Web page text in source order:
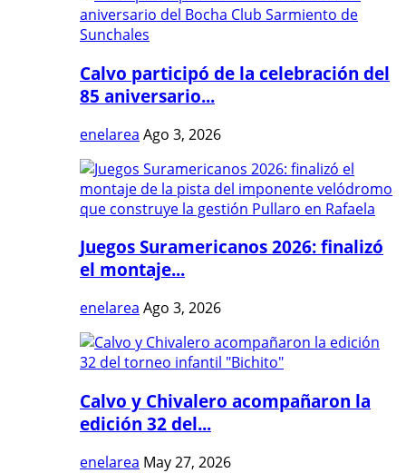
Calvo participó de la celebración del
85 aniversario...
enelarea Ago 3, 2026
Juegos Suramericanos 2026: finalizó
el montaje...
enelarea Ago 3, 2026
Calvo y Chivalero acompañaron la
edición 32 del...
enelarea May 27, 2026